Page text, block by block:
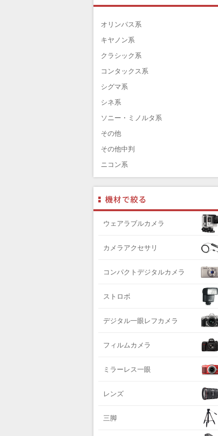
TAMRON（タムロン）
SIGMA（シグマ）
HASSELBLAD（ハッセルブラッド）
EPSON（エプソン）
ENNA München（エナ）
ELEFOTO（エレフォト）
ELECOM（エレコム）
￼EIZO（エイゾ）
edelkrone（エーデンクローン）
Garmin（ガーミン）
Dust-Off（ダストオフ）
DreamMaker（ドリームメーカー）
ー)
DIGITALKING（デジタルキング）
LAMDA（ラムダ）
ジオグラフィック）
Herschel（ハーシェル）
DEKO Elite（デコエリート）
DOMKE（ドンケ）
オリンパス系
キヤノン系
クラシック系
コンタックス系
シグマ系
シネ系
ソニー・ミノルタ系
その他
その他中判
ニコン系
フジフィルム系
ペンタックス系
ライカ系
大判系
ウェアラブルカメラ
カメラアクセサリ
コンパクトデジタルカメラ
ストロボ
デジタル一眼レフカメラ
フィルムカメラ
ミラーレス一眼
レンズ
三脚